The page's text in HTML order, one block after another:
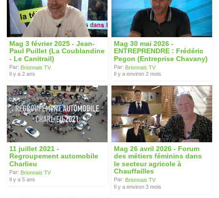
Mag 3 février 2025 - Jean-
Paul Puillet (La Coublandine
- Le Canitrail)
Par: Brionnais TV
Il y a 2 ans
Mag 30 mai 2026 -
ENTREPRENDRE : Frédéric
Pegon (Entreprise Chavany)
Par: Brionnais TV
Il y a environ 2 mois
11 juillet 2021 -
Regroupement automobile
Charlieu
Par: Brionnais TV
Il y a 5 ans
Mag 26 avril 2026 - Forum
des métiers féminins dans
le secteur agricole à
Chauffailles
Par: Brionnais TV
Il y a environ 3 mois